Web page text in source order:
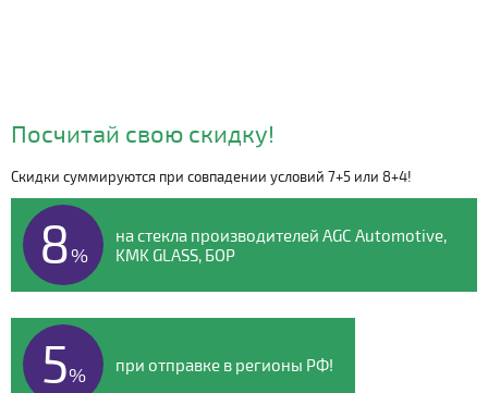
Видео о компании
Посчитай свою скидку!
Скидки суммируются при совпадении условий 7+5 или 8+4!
8%
на стекла производителей AGC Automotive,
KMK GLASS, БОР
5% при отправке в регионы РФ!